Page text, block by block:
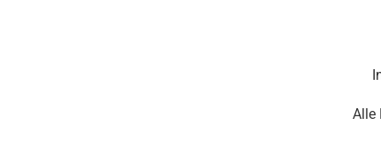
Alle